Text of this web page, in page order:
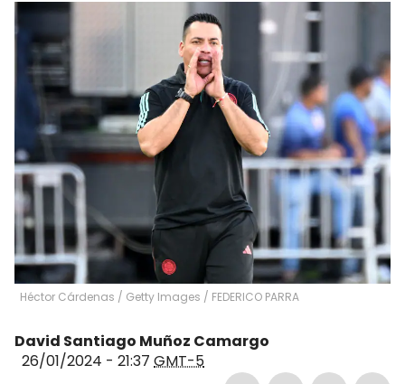
Héctor Cárdenas / Getty Images / FEDERICO PARRA
David Santiago Muñoz Camargo
26/01/2024 - 21:37 GMT-5